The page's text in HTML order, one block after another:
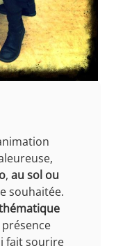
,au sol ou
souhaitée.
fait sourire